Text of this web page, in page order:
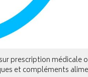
prescription médicale
et compléments